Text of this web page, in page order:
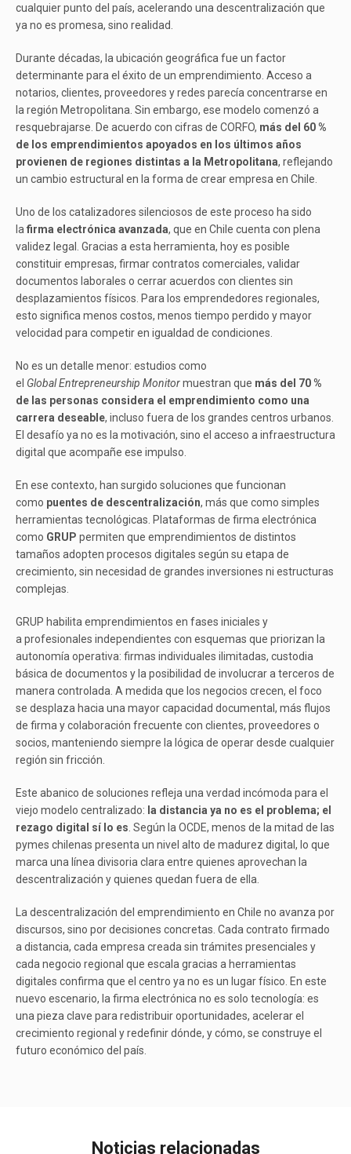
cualquier punto del país, acelerando una descentralización que
ya no es promesa, sino realidad.
Durante décadas, la ubicación geográfica fue un factor
determinante para el éxito de un emprendimiento. Acceso a
notarios, clientes, proveedores y redes parecía concentrarse en
la región Metropolitana. Sin embargo, ese modelo comenzó a
resquebrajarse. De acuerdo con cifras de CORFO, más del 60 %
de los emprendimientos apoyados en los últimos años
provienen de regiones distintas a la Metropolitana, reflejando
un cambio estructural en la forma de crear empresa en Chile.
Uno de los catalizadores silenciosos de este proceso ha sido
la firma electrónica avanzada, que en Chile cuenta con plena
validez legal. Gracias a esta herramienta, hoy es posible
constituir empresas, firmar contratos comerciales, validar
documentos laborales o cerrar acuerdos con clientes sin
desplazamientos físicos. Para los emprendedores regionales,
esto significa menos costos, menos tiempo perdido y mayor
velocidad para competir en igualdad de condiciones.
No es un detalle menor: estudios como
el Global Entrepreneurship Monitormuestran que más del 70 %
de las personas considera el emprendimiento como una
carrera deseable, incluso fuera de los grandes centros urbanos.
El desafío ya no es la motivación, sino el acceso a infraestructura
digital que acompañe ese impulso.
En ese contexto, han surgido soluciones que funcionan
como puentes de descentralización, más que como simples
herramientas tecnológicas. Plataformas de firma electrónica
como GRUP permiten que emprendimientos de distintos
tamaños adopten procesos digitales según su etapa de
crecimiento, sin necesidad de grandes inversiones ni estructuras
complejas.
GRUP habilita emprendimientos en fases iniciales y
a profesionales independientes con esquemas que priorizan la
autonomía operativa: firmas individuales ilimitadas, custodia
básica de documentos y la posibilidad de involucrar a terceros de
manera controlada. A medida que los negocios crecen, el foco
se desplaza hacia una mayor capacidad documental, más flujos
de firma y colaboración frecuente con clientes, proveedores o
socios, manteniendo siempre la lógica de operar desde cualquier
región sin fricción.
Este abanico de soluciones refleja una verdad incómoda para el
viejo modelo centralizado: la distancia ya no es el problema; el
rezago digital sí lo es . Según la OCDE, menos de la mitad de las
pymes chilenas presenta un nivel alto de madurez digital, lo que
marca una línea divisoria clara entre quienes aprovechan la
descentralización y quienes quedan fuera de ella.
La descentralización del emprendimiento en Chile no avanza por
discursos, sino por decisiones concretas. Cada contrato firmado
a distancia, cada empresa creada sin trámites presenciales y
cada negocio regional que escala gracias a herramientas
digitales confirma que el centro ya no es un lugar físico. En este
nuevo escenario, la firma electrónica no es solo tecnología: es
una pieza clave para redistribuir oportunidades, acelerar el
crecimiento regional y redefinir dónde, y cómo, se construye el
futuro económico del país.
Noticias relacionadas